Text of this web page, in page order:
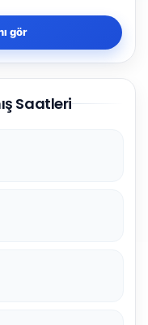
gör
Saatleri